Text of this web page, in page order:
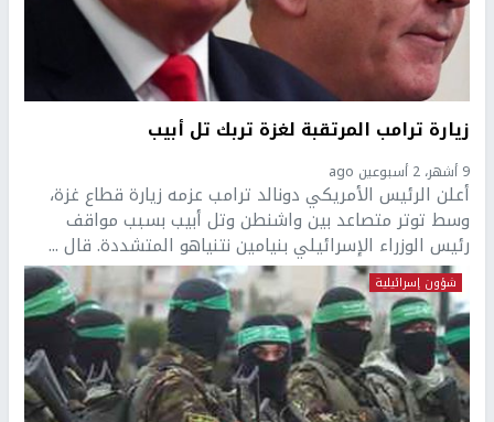
زيارة ترامب المرتقبة لغزة تربك تل أبيب
9 أشهر، 2 أسبوعين ago
أعلن الرئيس الأمريكي دونالد ترامب عزمه زيارة قطاع غزة،
وسط توتر متصاعد بين واشنطن وتل أبيب بسبب مواقف
رئيس الوزراء الإسرائيلي بنيامين نتنياهو المتشددة. قال ...
شؤون إسرائيلية